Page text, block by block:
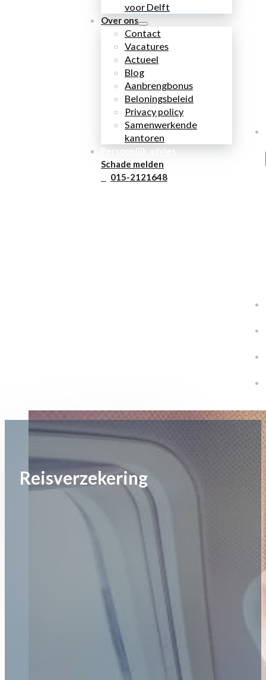
voor Delft
Over ons
Contact
Vacatures
Actueel
Blog
Aanbrengbonus
Beloningsbeleid
Privacy policy
Samenwerkende
kantoren
Persoonlijk advies
Schade melden
015-2121648
Reisverzekering